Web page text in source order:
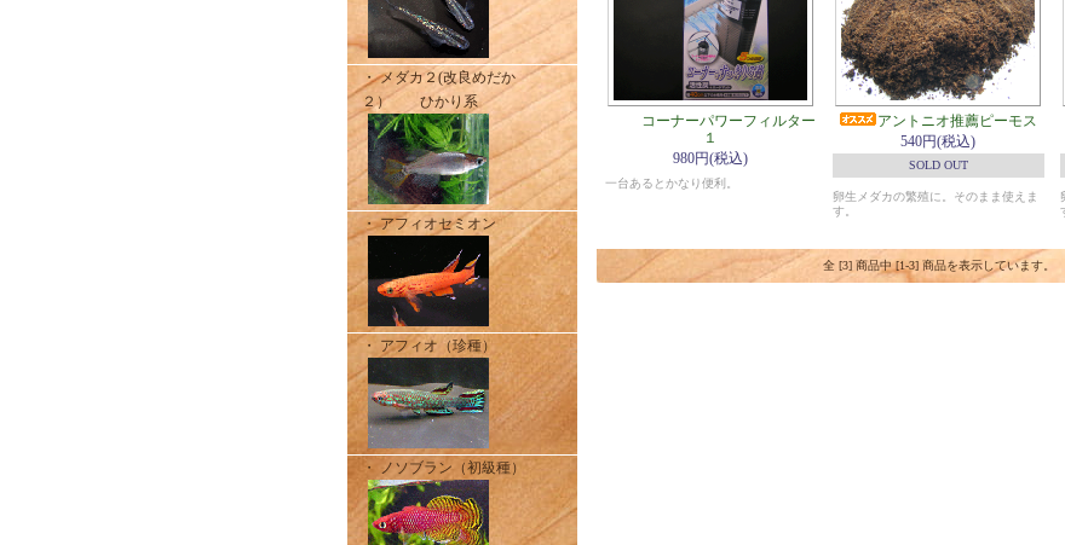
・ メダカ２(改良めだか
２） ひかり系
・ アフィオセミオン
・ アフィオ（珍種）
・ ノソブラン（初級種）
コーナーパワーフィルター
１
980円(税込)
一台あるとかなり便利。
アントニオ推薦ピーモス
540円(税込)
SOLD OUT
卵生メダカの繁殖に。そのまま使えま
す。
全 [3] 商品中 [1-3] 商品を表示しています。